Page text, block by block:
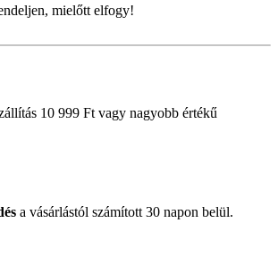
mielőtt elfogy!
10 999 Ft vagy nagyobb értékű
a vásárlástól számított 30 napon belül.